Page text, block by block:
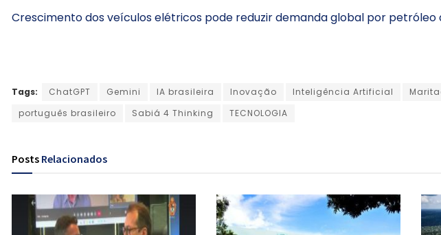
Crescimento dos veículos elétricos pode reduzir demanda global por petróleo
Tags: ChatGPT Gemini IA brasileira Inovação Inteligência Artificial
português brasileiro
Sabiá 4 Thinking TECNOLOGIA
Posts Relacionados